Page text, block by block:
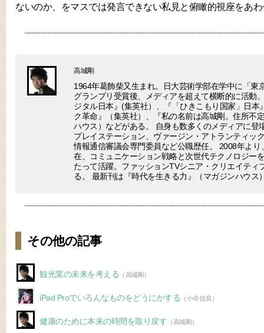
ないのか、をマスでは発言できない私見と俯瞰的視座をあ
高城剛
1964年葛飾柴又生まれ。日大芸術学部在学中に「東
グランプリ受賞後、メディアを超えて横断的に活
ジタル日本』(集英社）、『「ひきこもり国家」日本
ク革命』（集英社）、『私の名前は高城剛。住所不
ハウス）などがある。 自身も数多くのメディアに登
プレイステーション、ヴァージン・アトランティッ
情報通信審議会専門委員など公職歴任。 2008年よ
在、コミュニケーション戦略と次世代テクノロジー
たって活躍。ファッションTVシニア・クリエイティ
る。 最新刊は『時代を生きる力』（マガジンハウス
その他の記事
観光業の未来を考える （高城剛）
iPad Proでいろんなものをどうにかする （小寺信良）
健康のために本来の時間を取り戻す （高城剛）